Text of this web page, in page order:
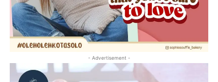
- Advertisement -